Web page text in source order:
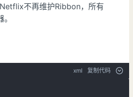
不再维护Ribbon，所有
xml 复制代码